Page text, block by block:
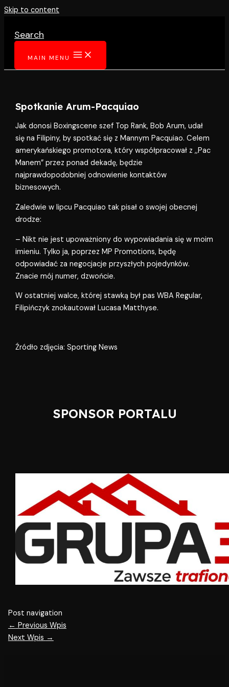
Skip to content
Search
MAIN MENU
Spotkanie Arum-Pacquiao
Jak donosi Boxingscene szef Top Rank, Bob Arum, udał
się na Filipiny, by spotkać się z Mannym Pacquiao. Celem
amerykańskiego promotora, który współpracował z ,,Pac
Manem” przez ponad dekadę, będzie
najprawdopodobniej odnowienie kontaktów
biznesowych.
Zaledwie w lipcu Pacquiao tak pisał o swojej obecnej
drodze:
– Nikt nie jest upoważniony do wypowiadania się w moim
imieniu. Tylko ja, poprzez MP Promotions, będę
odpowiadać za negocjacje przyszłych pojedynków.
Znacie mój numer, dzwońcie.
W ostatniej walce, której stawką był pas WBA Regular,
Filipińczyk znokautował Lucasa Matthyse.
Źródło zdjęcia: Sporting News
SPONSOR PORTALU
Post navigation
← Previous Wpis
Next Wpis →